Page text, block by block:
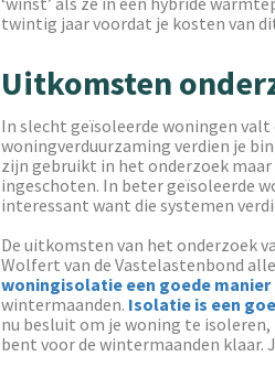
twintig jaar voordat je kosten van
Uitkomsten
In slecht geïsoleerde woningen
woningverduurzaming verdien je
zijn gebruikt in het onderzoek
ingeschoten. In beter geïsoleerde
interessant want die systemen
De uitkomsten van het onderzoek
Wolfert van de Vastelastenbond
woningisolatie een goede manier
wintermaanden. Isolatie is een
nu besluit om je woning te
bent voor de wintermaanden klaar.